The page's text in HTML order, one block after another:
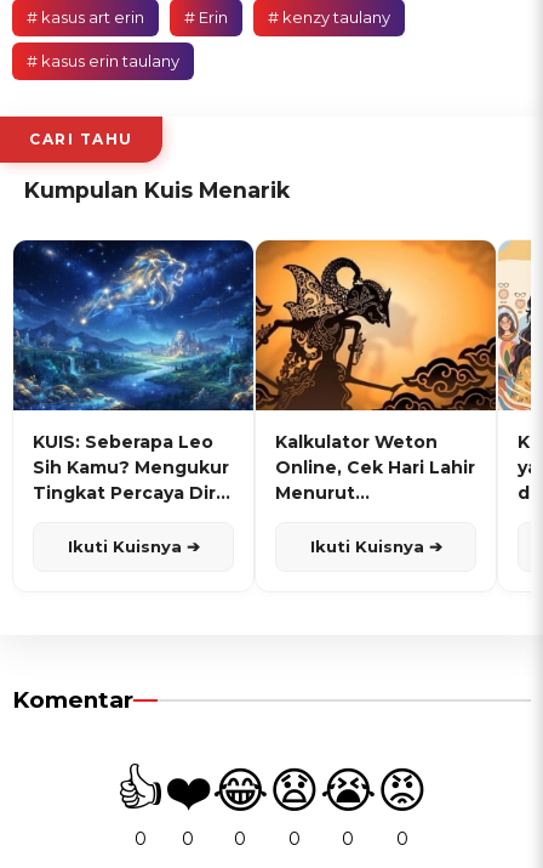
# kasus art erin # Erin # kenzy taulany
# kasus erin taulany
CARI TAHU
Kumpulan Kuis Menarik
KUIS: Seberapa Leo
Sih Kamu? Mengukur
Tingkat Percaya Diri
Ikuti Kuisnya ➔
Kalkulator Weton
Online, Cek Hari Lahir
Menurut
Ikuti Kuisnya ➔
Komentar
👍
0
❤️
0
😂
0
😧
0
😭
0
😡
0